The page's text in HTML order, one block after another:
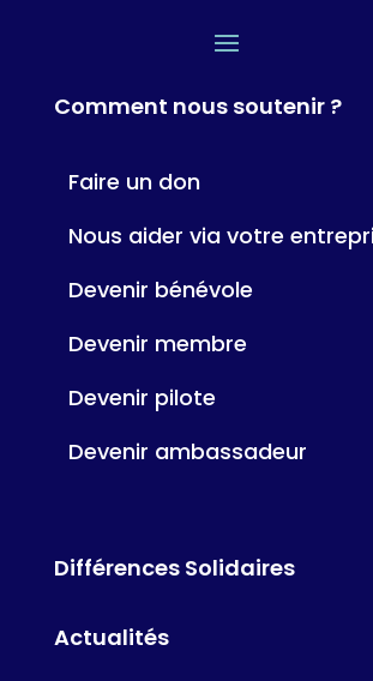
Comment nous soutenir ?
Faire un don
Nous aider via votre
Devenir bénévole
Devenir membre
Devenir pilote
Devenir ambassadeur
Différences Solidaires
Actualités